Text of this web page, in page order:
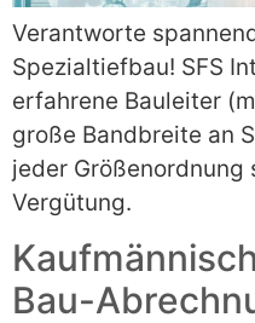
Verantworte
Spezialtiefbau! SFS
erfahrene Bauleiter
große Bandbreite an
jeder
Vergütung.
Bau-